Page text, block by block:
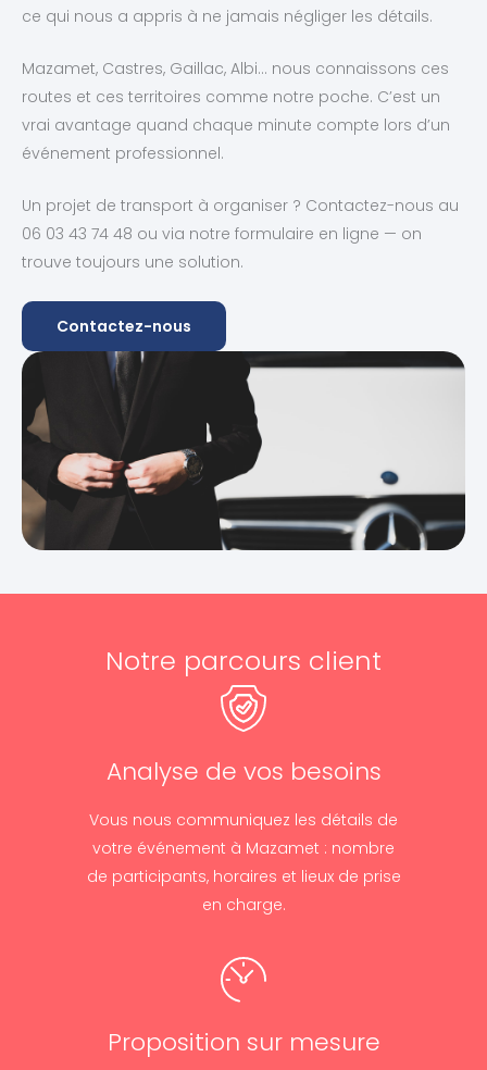
ce qui nous a appris à ne jamais négliger les détails.
Mazamet, Castres, Gaillac, Albi… nous connaissons ces
routes et ces territoires comme notre poche. C’est un
vrai avantage quand chaque minute compte lors d’un
événement professionnel.
Un projet de transport à organiser ? Contactez-nous au
06 03 43 74 48 ou via notre formulaire en ligne — on
trouve toujours une solution.
Contactez-nous
Notre parcours client
Analyse de vos besoins
Vous nous communiquez les détails de
votre événement à Mazamet : nombre
de participants, horaires et lieux de prise
en charge.
Proposition sur mesure